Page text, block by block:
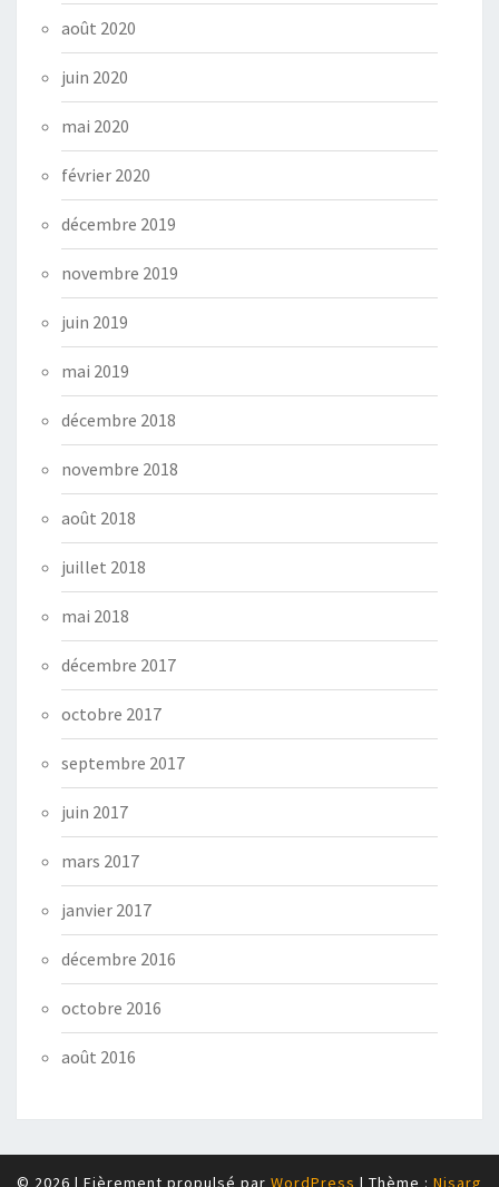
août 2020
juin 2020
mai 2020
février 2020
décembre 2019
novembre 2019
juin 2019
mai 2019
décembre 2018
novembre 2018
août 2018
juillet 2018
mai 2018
décembre 2017
octobre 2017
septembre 2017
juin 2017
mars 2017
janvier 2017
décembre 2016
octobre 2016
août 2016
© 2026 | Fièrement propulsé par WordPress | Thème : Nisarg